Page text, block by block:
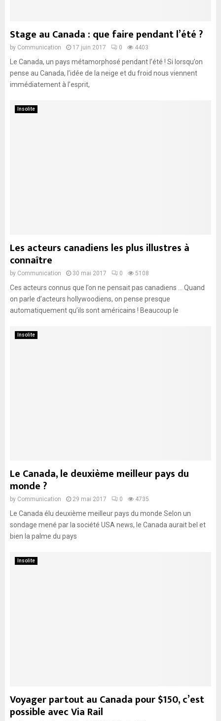
Stage au Canada : que faire pendant l’été ?
by Communication 17 juin 2017 0 4403
Le Canada, un pays métamorphosé pendant l’été ! Si lorsqu’on
pense au Canada, l’idée de la neige et du froid nous viennent
immédiatement à l’esprit,
Insolite
Les acteurs canadiens les plus illustres à
connaître
by Communication 30 mai 2017 0 5108
Ces acteurs connus que l’on ne pensait pas canadiens … Quand
on parle d’acteurs hollywoodiens, on pense presque
automatiquement qu’ils sont américains ! Beaucoup le
Insolite
Le Canada, le deuxième meilleur pays du
monde ?
by Communication 29 mai 2017 0 4735
Le Canada élu deuxième meilleur pays du monde Selon un
sondage mené par la société USA news, le Canada aurait bel et
bien la palme du pays
Insolite
Voyager partout au Canada pour $150, c’est
possible avec Via Rail